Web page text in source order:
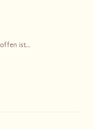
offen ist…